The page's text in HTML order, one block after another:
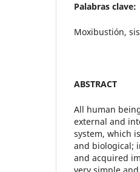
Palabras clave:
Moxibustión,
ABSTRACT
All human
external and
system, which
and biological;
and acquired